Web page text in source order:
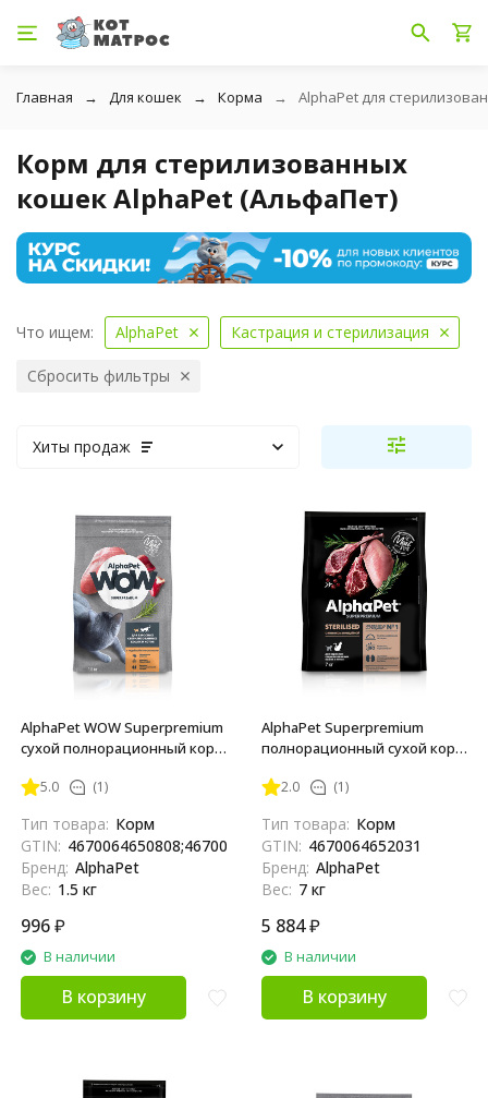
Главная Для кошек Корма AlphaPet для
Корм для стерилизованных
кошек AlphaPet (АльфаПет)
Что ищем: AlphaPet Кастрация и стерилизация
Сбросить фильтры
Хиты продаж
AlphaPet WOW Superpremium
сухой полнорационный корм
стерилизованных кошек и
потрошками - 1,5 кг
5.0 (1)
Тип товара: Корм
GTIN: 4670064650808;4670064659559
Бренд: AlphaPet
Вес: 1.5 кг
996₽
В наличии
В корзину
AlphaPet Superpremium
полнорационный сухой корм
стерилизованных кошек с
2.0 (1)
Тип товара: Корм
GTIN: 4670064652031
Бренд: AlphaPet
Вес: 7 кг
5 884₽
В наличии
В корзину